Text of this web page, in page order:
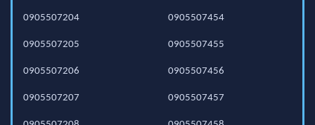
0905507204
0905507205
0905507206
0905507207
0905507454
0905507455
0905507456
0905507457